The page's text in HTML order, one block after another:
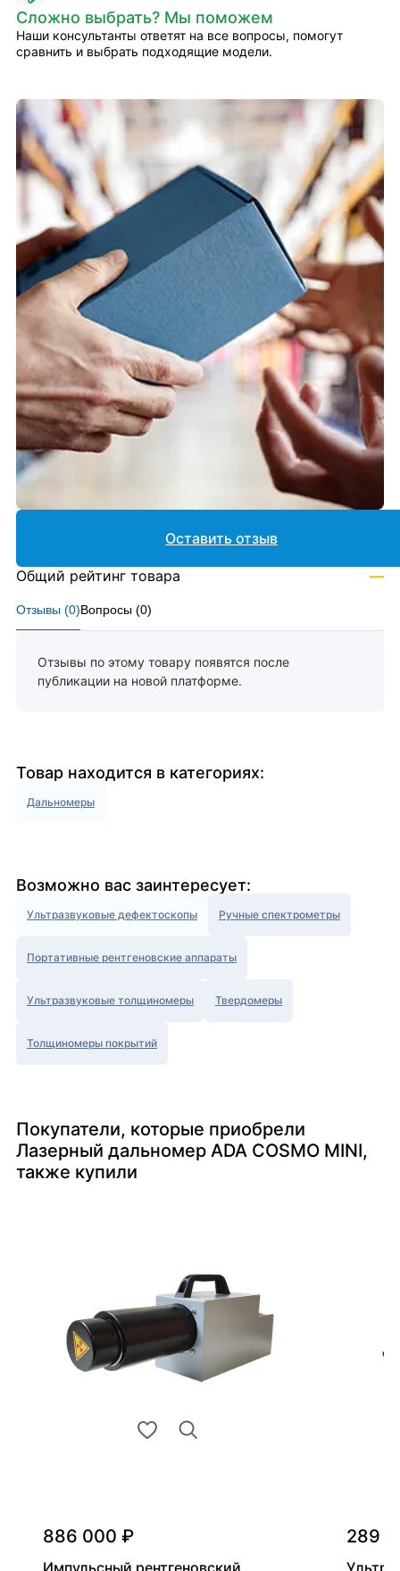
Сложно выбрать? Мы поможем
Наши консультанты ответят на все вопросы, помогут
сравнить и выбрать подходящие модели.
Отзывы (0)Вопросы (0)
Отзывы по этому товару появятся после
публикации на новой платформе.
Оставить отзыв
Общий рейтинг товара —
Товар находится в категориях:
Дальномеры
Возможно вас заинтересует:
Ультразвуковые дефектоскопы Ручные спектрометры
Портативные рентгеновские аппараты
Ультразвуковые толщиномеры Твердомеры
Толщиномеры покрытий
Покупатели, которые приобрели
Лазерный дальномер ADA COSMO MINI,
также купили
886 000 ₽ 289